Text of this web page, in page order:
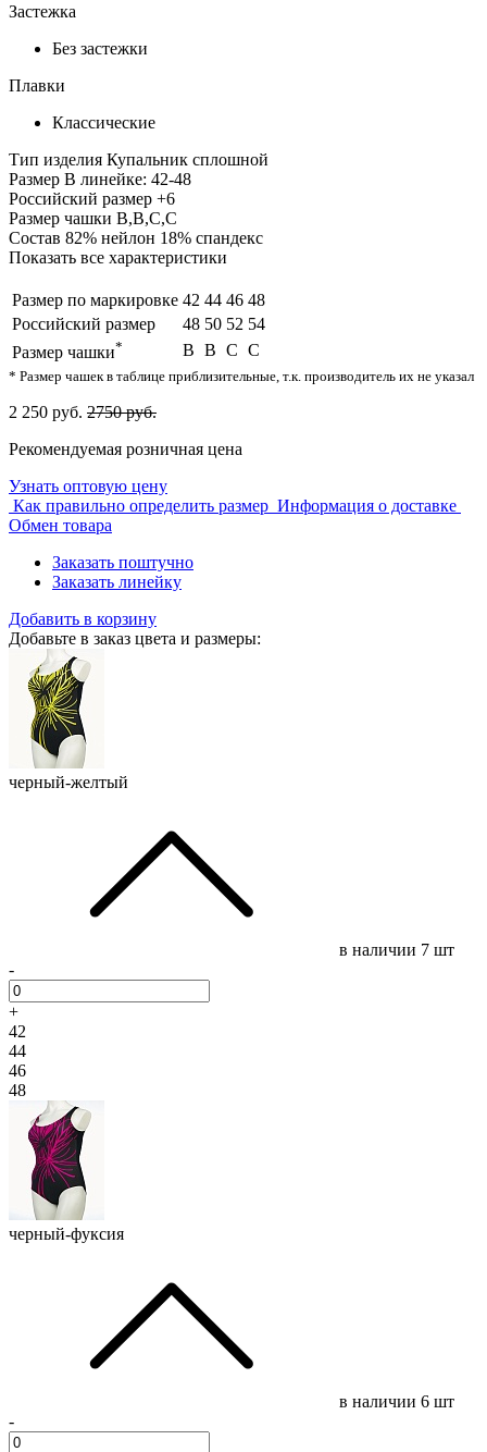
Застежка
Без застежки
Плавки
Классические
Тип изделия Купальник сплошной
Размер В линейке: 42-48
Российский размер +6
Размер чашки B,B,C,C
Состав 82% нейлон 18% спандекс
Показать все характеристики
Размер по маркировке 42 44 46 48
Российский размер
48 50 52 54
Размер чашки* B B C C
* Размер чашек в таблице приблизительные, т.к. производитель их не указал
2 250 руб. 2750 руб.
Рекомендуемая розничная цена
Узнать оптовую цену
Как правильно определить размер Информация о доставке
Обмен товара
Заказать поштучно
Заказать линейку
Добавить в корзину
Добавьте в заказ цвета и размеры:
черный-желтый
в наличии 7 шт
-
+
42
44
46
48
черный-фуксия
в наличии 6 шт
-